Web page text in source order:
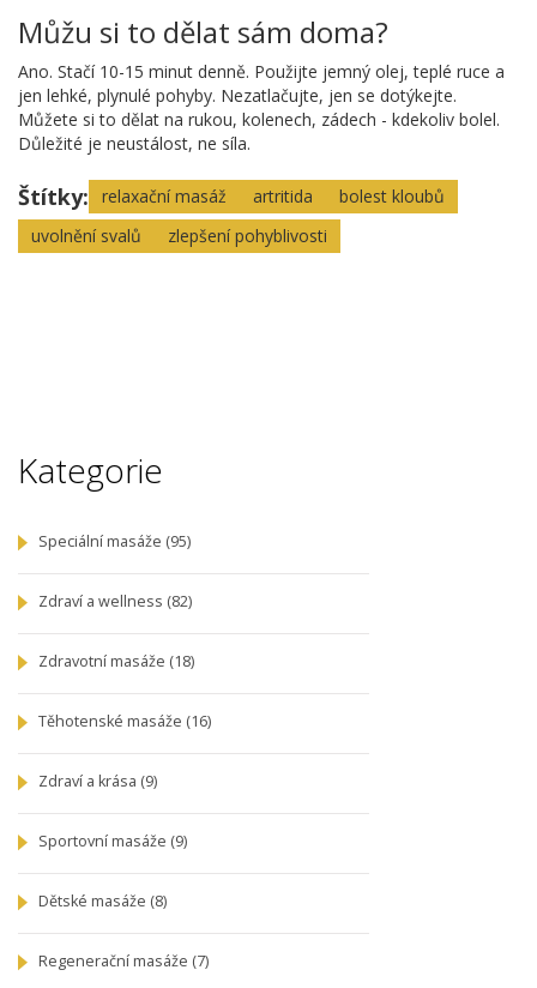
Můžu si to dělat sám doma?
Ano. Stačí 10-15 minut denně. Použijte jemný olej, teplé ruce a
jen lehké, plynulé pohyby. Nezatlačujte, jen se dotýkejte.
Můžete si to dělat na rukou, kolenech, zádech - kdekoliv bolel.
Důležité je neustálost, ne síla.
Štítky: relaxační masáž artritida
bolest kloubů
uvolnění svalů
zlepšení pohyblivosti
Kategorie
Speciální masáže (95)
Zdraví a wellness (82)
Zdravotní masáže (18)
Těhotenské masáže (16)
Zdraví a krása (9)
Sportovní masáže (9)
Dětské masáže (8)
Regenerační masáže (7)